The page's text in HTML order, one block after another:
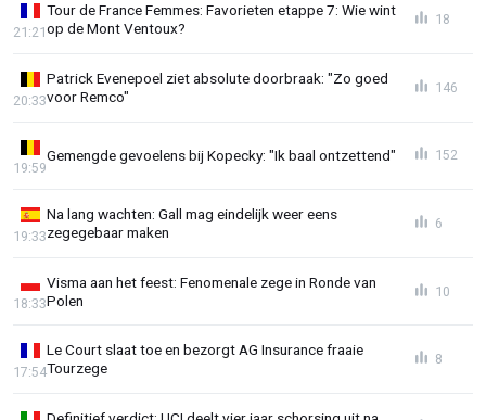
Tour de France Femmes: Favorieten etappe 7: Wie wint
op de Mont Ventoux?
21:21
18
Patrick Evenepoel ziet absolute doorbraak: "Zo goed
voor Remco"
20:33
146
Gemengde gevoelens bij Kopecky: "Ik baal ontzettend"
19:59
152
Na lang wachten: Gall mag eindelijk weer eens
zegegebaar maken
19:33
6
Visma aan het feest: Fenomenale zege in Ronde van
Polen
18:33
10
Le Court slaat toe en bezorgt AG Insurance fraaie
Tourzege
17:54
8